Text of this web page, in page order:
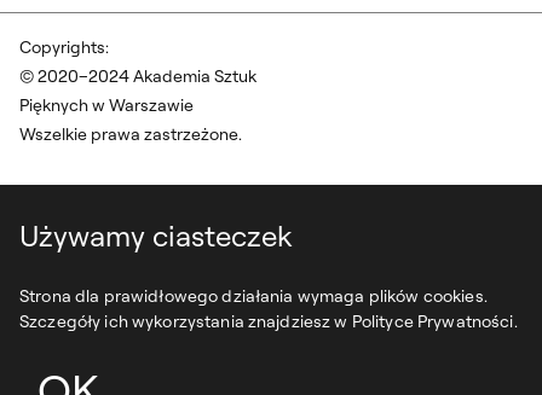
Używamy ciasteczek
Strona dla prawidłowego działania wymaga plików cookies.
Szczegóły ich wykorzystania znajdziesz w Polityce Prywatności.
Copyrights:
© 2020–2024 Akademia Sztuk
Pięknych w Warszawie
Wszelkie prawa zastrzeżone.